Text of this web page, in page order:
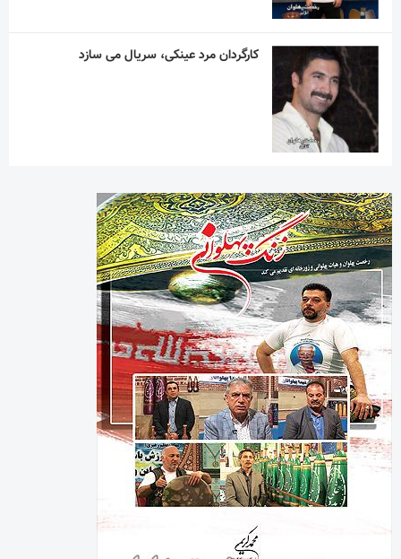
کارگردان مرد عینکی، سریال می سازد